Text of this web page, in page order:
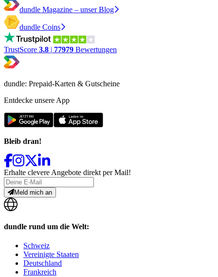
dundle Magazine – unser Blog
dundle Coins
TrustScore 3.8 | 77979 Bewertungen
dundle: Prepaid-Karten & Gutscheine
Entdecke unsere App
Bleib dran!
Erhalte clevere Angebote direkt per Mail!
Meld mich an
dundle rund um die Welt:
Schweiz
Vereinigte Staaten
Deutschland
Frankreich